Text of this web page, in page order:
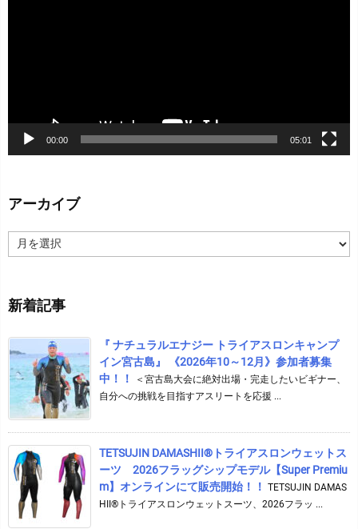
00:00 05:01
アーカイブ
ー
ブ
新着記事
『 ナチュラルエナジー トライアスロンキャンプ
イン宮古島』 《2026年10～12月》参加者募集
中！！
＜宮古島大会に絶対出場・完走したいビギナー、
自分への挑戦を目指すアスリートを応援 ...
TETSUJIN DAMASHII®︎トライアスロンウェットス
ーツ 2026フラッグシップモデル【Super Premiu
m】オンラインにて販売開始！！ TETSUJIN DAMAS
HII®トライアスロンウェットスーツ、2026フラッ ...